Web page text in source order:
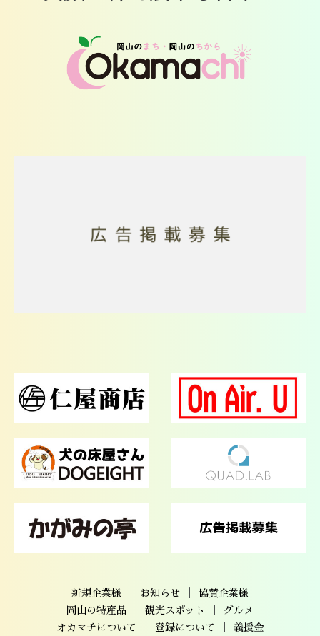
新規企業様 お知らせ
協賛企業様
岡山の特産品
観光スポット
グルメ
オカマチについて
登録について 義援金